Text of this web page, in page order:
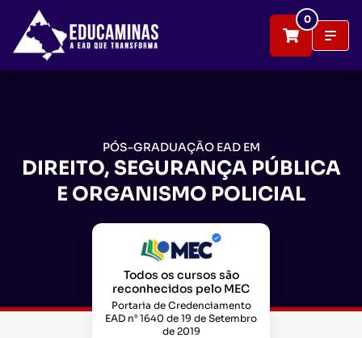
0
PÓS-GRADUAÇÃO EAD EM
DIREITO, SEGURANÇA PÚBLICA
E ORGANISMO POLICIAL
Todos os cursos são
reconhecidos pelo MEC
Portaria de Credenciamento
EAD n° 1640 de 19 de Setembro
de 2019